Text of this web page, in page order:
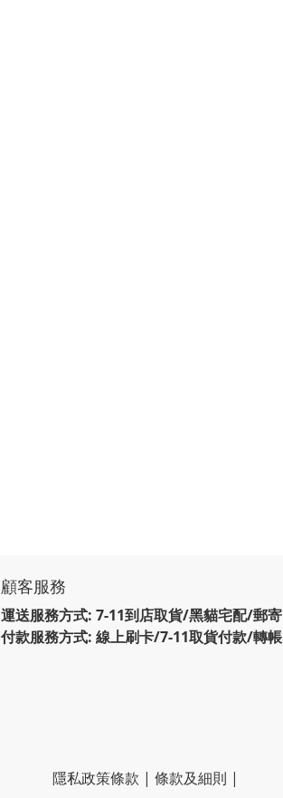
顧客服務
運送服務方式: 7-11到店取貨/黑貓宅配/郵寄
付款服務方式: 線上刷卡/7-11取貨付款/轉帳
隱私政策條款 | 條款及細則 |